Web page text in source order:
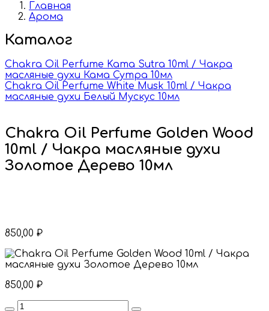
Главная
Арома
Каталог
Chakra Oil Perfume Kama Sutra 10ml / Чакра
масляные духи Кама Сутра 10мл
Chakra Oil Perfume White Musk 10ml / Чакра
масляные духи Белый Мускус 10мл
Chakra Oil Perfume Golden Wood
10ml / Чакра масляные духи
Золотое Дерево 10мл
850,00 ₽
850,00 ₽
Quantity